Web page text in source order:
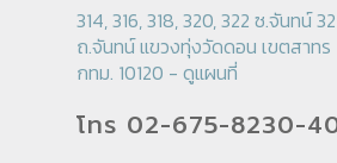
314, 316, 318, 320, 322 ซ.จันทน์ 32
ถ.จันทน์ แขวงทุ่งวัดดอน เขตสาทร
กทม. 10120 - ดูแผนที่
โทร 02-675-8230-